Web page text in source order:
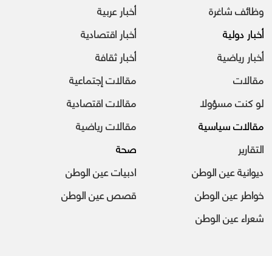
وظائف شاغرة
أخبار عربية
أخبار دولية
أخبار اقتصادية
أخبار رياضية
أخبار ثقافة
مقالات
مقالات إجتماعية
لو كنت مسؤولا
مقالات اقتصادية
مقالات سياسية
مقالات رياضية
التقارير
صحة
ديوانية عين الوطن
ادبيات عين الوطن
خواطر عين الوطن
قصص عين الوطن
شعراء عين الوطن